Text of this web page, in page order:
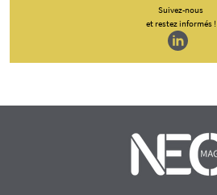
Suivez-nous
et restez informés !